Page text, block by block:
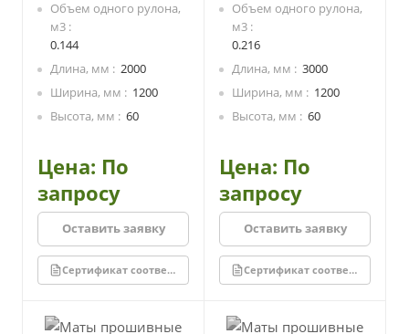
ваты на основе
базальтовых пород.
Экологически безопасный,
Стеклоткань придает
дополнительно защитные
свойства для утеплителя и
конструкции.
Объем одного рулона,
м3
0.144
Длина, мм
2000
Ширина, мм
1200
Высота, мм
60
Цена: По
запросу
Оставить заявку
Сертификат соответствия
ваты на основе
базальтовых пород.
Экологически безопасный,
Стеклоткань придает
дополнительно защитные
свойства для утеплителя и
конструкции.
Объем одного рулона,
м3
0.216
Длина, мм
3000
Ширина, мм
1200
Высота, мм
60
Цена: По
запросу
Оставить заявку
Сертификат соответствия